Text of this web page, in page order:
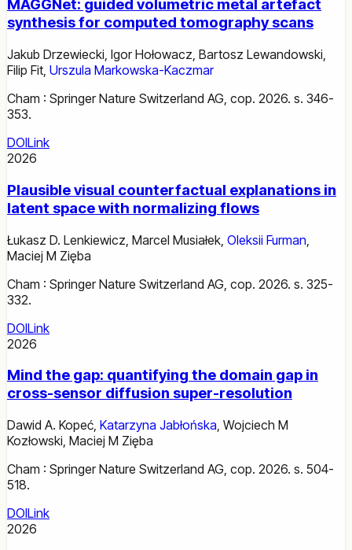
MAGGNet: guided volumetric metal artefact
synthesis for computed tomography scans
Jakub Drzewiecki, Igor Hołowacz, Bartosz Lewandowski,
Filip Fit, Urszula Markowska-Kaczmar
Cham : Springer Nature Switzerland AG, cop. 2026. s. 346-
353.
DOILink
2026
Plausible visual counterfactual explanations in
latent space with normalizing flows
Łukasz D. Lenkiewicz Marcel Musiałek Oleksii Furman
Maciej M Zięba
Cham : Springer Nature Switzerland AG, cop. 2026. s. 325-
332.
DOILink
2026
Mind the gap: quantifying the domain gap in
cross-sensor diffusion super-resolution
Dawid A. Kopeć Katarzyna Jabłońska Wojciech M
Kozłowski Maciej M Zięba
Cham : Springer Nature Switzerland AG, cop. 2026. s. 504-
518.
DOILink
2026